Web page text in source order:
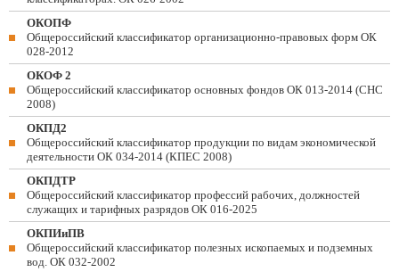
ОКОПФ
Общероссийский классификатор организационно-правовых форм ОК
028-2012
ОКОФ 2
Общероссийский классификатор основных фондов ОК 013-2014 (СНС
2008)
ОКПД2
Общероссийский классификатор продукции по видам экономической
деятельности ОК 034-2014 (КПЕС 2008)
ОКПДТР
Общероссийский классификатор профессий рабочих, должностей
служащих и тарифных разрядов ОК 016-2025
ОКПИиПВ
Общероссийский классификатор полезных ископаемых и подземных
вод. ОК 032-2002